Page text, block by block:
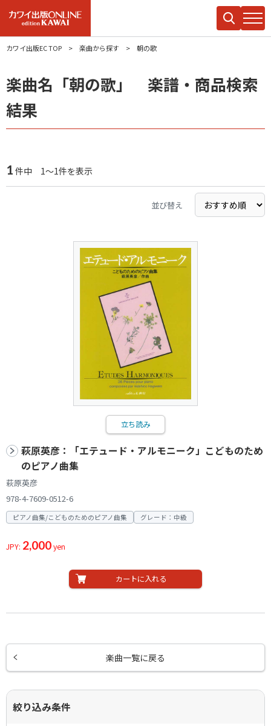
カワイ出版EC TOP 楽曲から探す 朝の歌
楽曲名「朝の歌」 楽譜・商品検索
結果
1 件中 1～1件を表示
並び替え
立ち読み
萩原英彦：「エテュード・アルモニーク」こどものため
のピアノ曲集
萩原英彦
978-4-7609-0512-6
ピアノ曲集/こどものためのピアノ曲集 グレード：中級
JPY: 2,000yen
カートに入れる
楽曲一覧に戻る
絞り込み条件